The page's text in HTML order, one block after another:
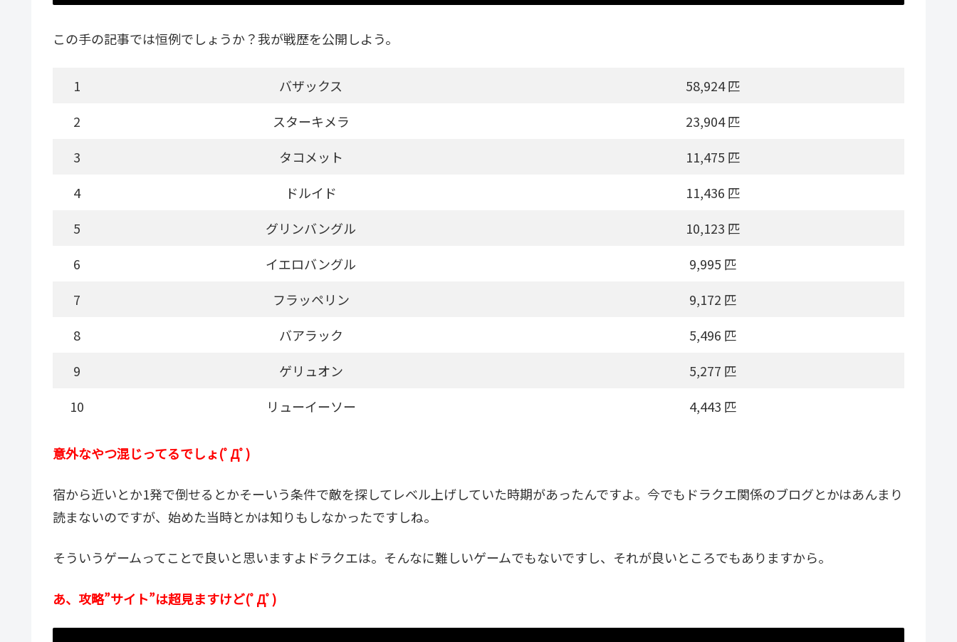
この手の記事では恒例でしょうか？我が戦歴を公開しよう。
1 バザックス
58,924 匹
2
スターキメラ
23,904 匹
3
タコメット
11,475 匹
4
ドルイド
11,436 匹
5
グリンバングル
10,123 匹
6
イエロバングル
9,995 匹
7
フラッペリン
9,172 匹
8
バアラック
5,496 匹
9
ゲリュオン
5,277 匹
10
リューイーソー 4,443 匹
意外なやつ混じってるでしょ(ﾟДﾟ)
宿から近いとか1発で倒せるとかそーいう条件で敵を探してレベル上げしていた時期があったんですよ。今でもドラクエ関係のブログとかはあんまり
読まないのですが、始めた当時とかは知りもしなかったですしね。
そういうゲームってことで良いと思いますよドラクエは。そんなに難しいゲームでもないですし、それが良いところでもありますから。
あ、攻略”サイト”は超見ますけど(ﾟДﾟ)